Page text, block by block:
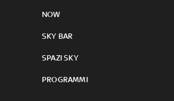
NOW
SKY BAR
SPAZI SKY
PROGRAMMI